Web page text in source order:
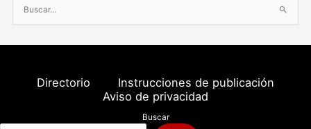
u
s
o
Directorio
Instrucciones de publicación
Aviso de privacidad
Buscar